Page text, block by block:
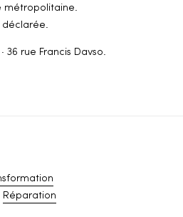
métropolitaine.
déclarée.
36 rue Francis Davso.
Réparation